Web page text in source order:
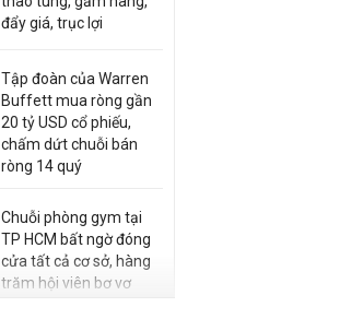
đẩy giá, trục lợi
Tập đoàn của Warren
Buffett mua ròng gần
20 tỷ USD cổ phiếu,
chấm dứt chuỗi bán
ròng 14 quý
Chuỗi phòng gym tại
TP HCM bất ngờ đóng
cửa tất cả cơ sở, hàng
trăm hội viên bơ vơ